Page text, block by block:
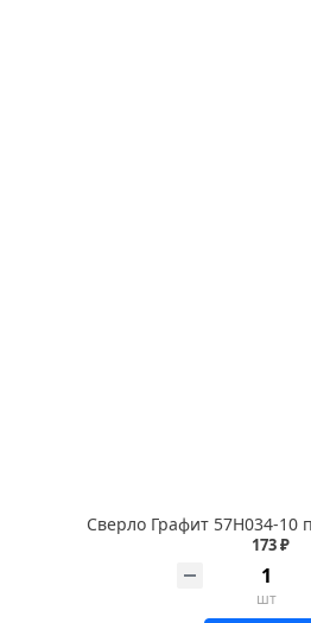
Сверло Графит 57Н034-10
173 ₽
шт